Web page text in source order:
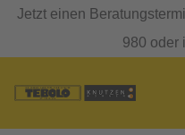
Jetzt einen
980 oder